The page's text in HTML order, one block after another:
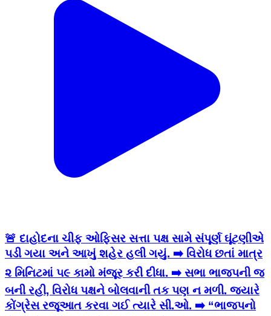
🚨 દાહોદના ચીફ ઓફિસર સત્તા પક્ષ સામે સંપૂર્ણ ઘૂંટણીએ
પડી ગયા અને આખું શહેર હલી ગયું. ➡️ વિરોધ છતાં માત્ર
૨ મિનિટમાં ૫૯ કામો મંજૂર કરી દીધા. ➡️ સભા ભાજપની જ
બની રહી, વિરોધ પક્ષને બોલવાની તક પણ ન મળી. જ્યારે
કોંગ્રેસ રજૂઆત કરવા ગઈ ત્યારે સી.ઓ. ➡️ “ભાજપનો